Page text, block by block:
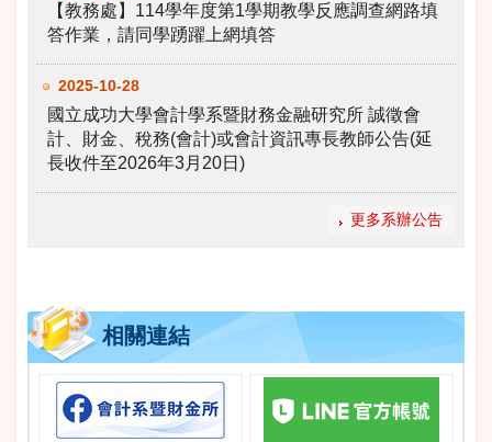
【教務處】114學年度第1學期教學反應調查網路填
答作業，請同學踴躍上網填答
2025-10-28
國立成功大學會計學系暨財務金融研究所 誠徵會
計、財金、稅務(會計)或會計資訊專長教師公告(延
長收件至2026年3月20日)
更多系辦公告
相關連結